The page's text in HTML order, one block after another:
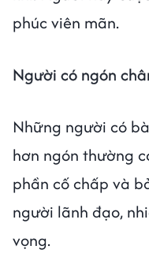
phúc viên mãn.
Người có ngón
Những người có
hơn ngón thường
phần cố chấp và
người lãnh đạo,
vọng.